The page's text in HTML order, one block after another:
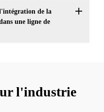
de la
une ligne de
l'industrie